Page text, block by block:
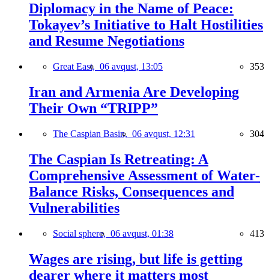
Diplomacy in the Name of Peace:
Tokayev’s Initiative to Halt Hostilities
and Resume Negotiations
Great East, 06 avqust, 13:05 353
Iran and Armenia Are Developing
Their Own “TRIPP”
The Caspian Basin, 06 avqust, 12:31 304
The Caspian Is Retreating: A
Comprehensive Assessment of Water-
Balance Risks, Consequences and
Vulnerabilities
Social sphere, 06 avqust, 01:38 413
Wages are rising, but life is getting
dearer where it matters most